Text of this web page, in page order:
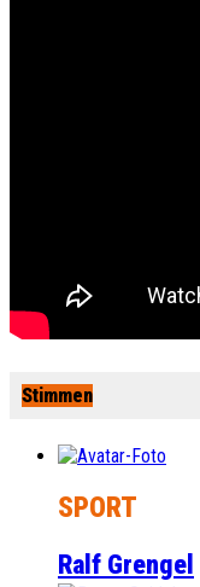
Stimmen
SPORT
Ralf Grengel